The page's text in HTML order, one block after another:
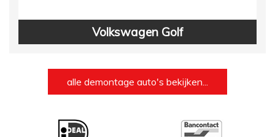
Volkswagen Golf
alle demontage auto's bekijken...